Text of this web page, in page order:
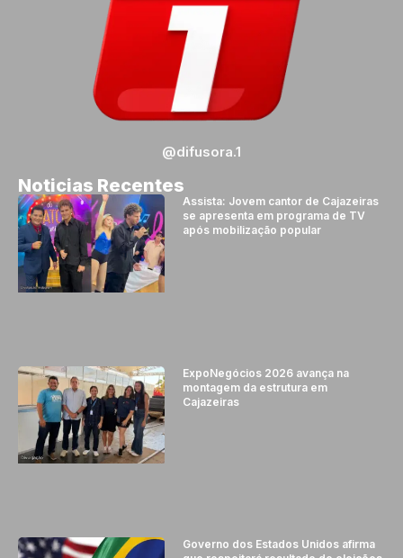
@difusora.1
Noticias Recentes
Assista: Jovem cantor de Cajazeiras
se apresenta em programa de TV
após mobilização popular
ExpoNegócios 2026 avança na
montagem da estrutura em
Cajazeiras
Governo dos Estados Unidos afirma